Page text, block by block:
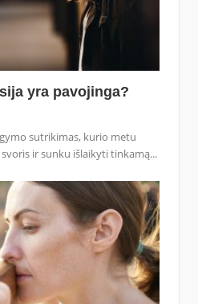
yra pavojinga?
sutrikimas, kurio metu
ir sunku išlaikyti tinkamą...